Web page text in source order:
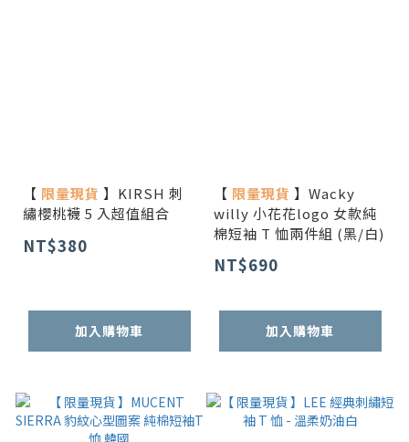
【 限量現貨 】KIRSH 刺
繡櫻桃襪 5 入超值組合
NT$380
加入購物車
【 限量現貨 】Wacky
willy 小花花logo 女款純
棉短袖 T 恤兩件組 (黑/白)
NT$690
加入購物車